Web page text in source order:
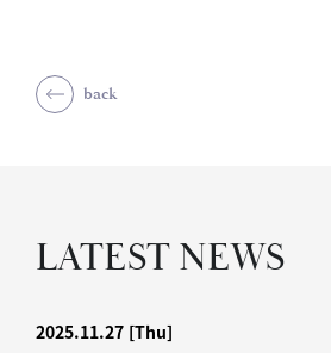
back
LATEST NEWS
2025.11.27 [Thu]